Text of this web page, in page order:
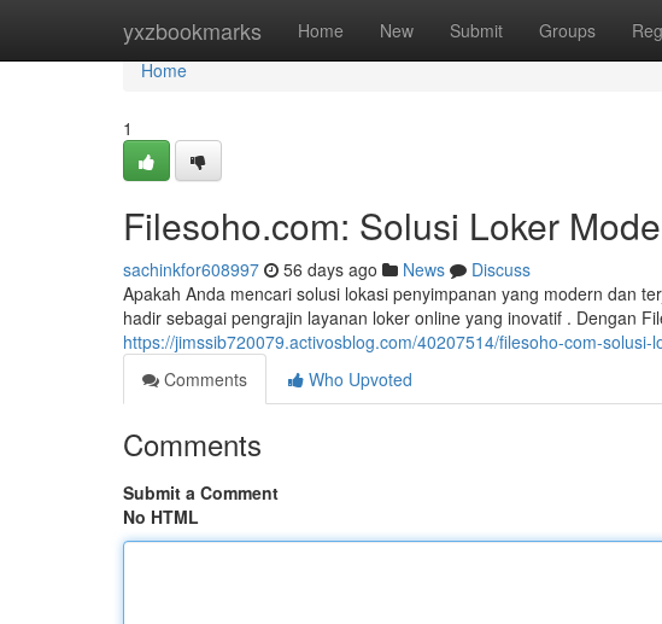
yxzbookmarks Home New Submit Groups
Home
Home
1
Filesoho.com: Solusi Loker
sachinkfor608997 56 days ago News
Discuss
Apakah Anda mencari solusi lokasi penyimpanan yang modern dan
hadir sebagai pengrajin layanan loker online yang inovatif . Dengan
https://jimssib720079.activosblog.com/40207514/filesoho-com-
Comments
Who Upvoted
Comments
Submit a Comment
No HTML